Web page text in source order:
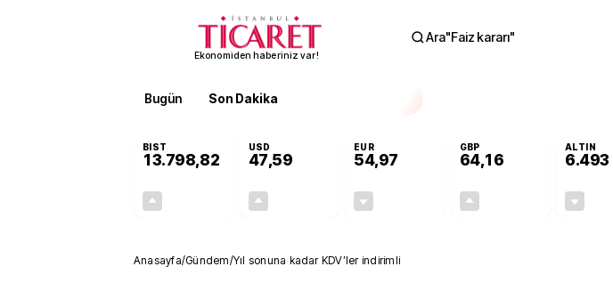
Ekonomiden haberiniz var!
Ara"Faiz kararı"
Bugün Son Dakika
BIST
13.798,82
USD
47,59
EUR
54,97
GBP
64,16
ALTIN
6.493
Anasayfa/Gündem/Yıl sonuna kadar KDV’ler indirimli